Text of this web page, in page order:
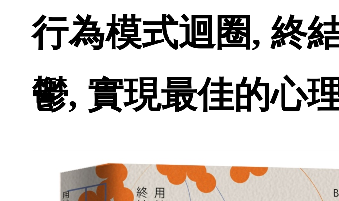
行為模式迴圈, 終
鬱, 實現最佳的心